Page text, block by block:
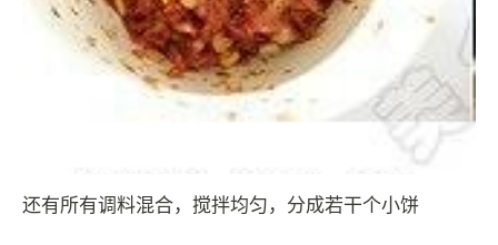
还有所有调料混合，搅拌均匀，分成若干个小饼